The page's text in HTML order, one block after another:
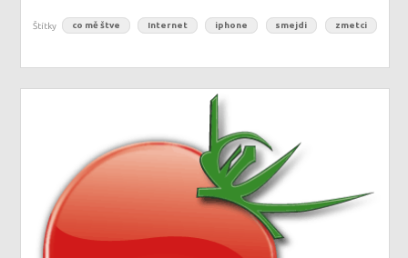
Štítky co mě štve Internet iphone smejdi zmetci